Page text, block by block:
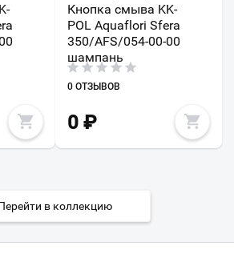
Кнопка смыва KK-
POL Aquaflori Sfera
350/AFS/054-00-00
шампань
0 ОТЗЫВОВ
0₽
в коллекцию